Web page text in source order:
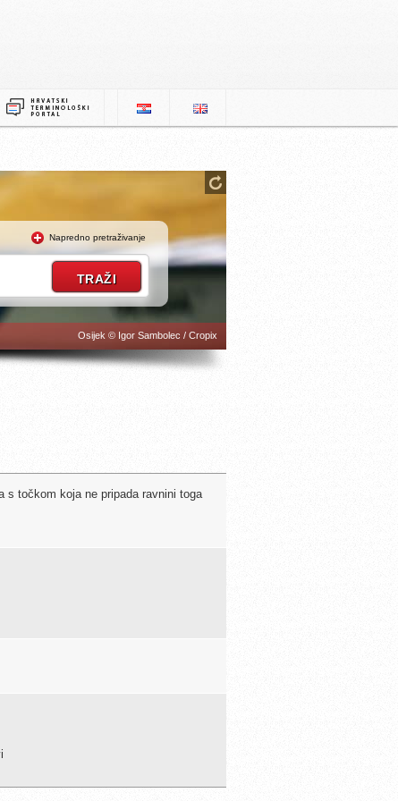
Napredno pretraživanje
Osijek © Igor Sambolec / Cropix
s točkom koja ne pripada ravnini toga